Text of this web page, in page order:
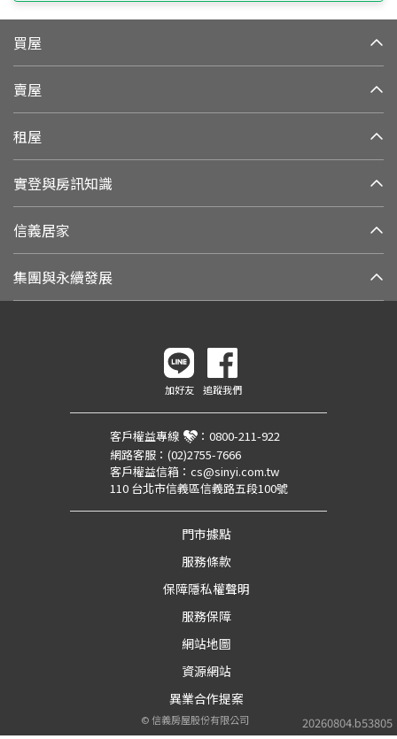
買屋
賣屋
租屋
實登與房訊知識
信義居家
集團與永續發展
20260804.b53805
加好友 追蹤我們
客戶權益專線 ： 0800-211-922
網路客服： (02)2755-7666
客戶權益信箱： cs@sinyi.com.tw
110 台北市信義區信義路五段100號
門市據點
服務條款
保障隱私權聲明
服務保障
網站地圖
資源網站
異業合作提案
©信義房屋股份有限公司